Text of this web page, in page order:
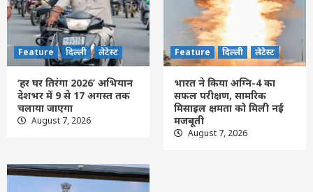
भारत ने किया अग्नि-4 का सफल परीक्षण, सामरिक
मिसाइल क्षमता को मिली नई मजबूती
5
प्रह्लाद जोशी की दक्षिण अफ्रीका, इंडोनेशिया और
ईरान के मंत्रियों से मुलाकात, शिक्षा सहयोग बढ़ाने
पर जोर
Feature दिल्ली लेटेस्ट
‘हर घर तिरंगा 2026’ अभियान
देशभर में 9 से 17 अगस्त तक
चलाया जाएगा
August 7, 2026
Feature दिल्ली लेटेस्ट
भारत ने किया अग्नि-4 का
सफल परीक्षण, सामरिक
मिसाइल क्षमता को मिली नई
मजबूती
August 7, 2026